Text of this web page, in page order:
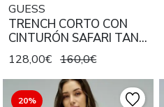
GUESS
TRENCH CORTO CON
CINTURÓN SAFARI TAN
BEIGE
128,00€ 160,0€
20%